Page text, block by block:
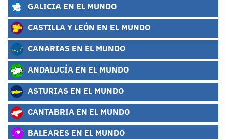
GALICIA EN EL MUNDO
CASTILLA Y LEÓN EN EL MUNDO
CANARIAS EN EL MUNDO
ANDALUCÍA EN EL MUNDO
ASTURIAS EN EL MUNDO
CANTABRIA EN EL MUNDO
BALEARES EN EL MUNDO